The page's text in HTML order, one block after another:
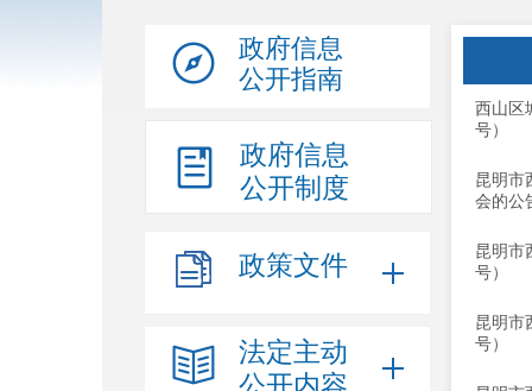
政府信息
公开指南
政府信息
公开制度
政策文件
法定主动
西山区
号）
昆明市
会的公
昆明市
号）
昆明市
号）